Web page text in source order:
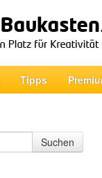
Tipps
Suchen